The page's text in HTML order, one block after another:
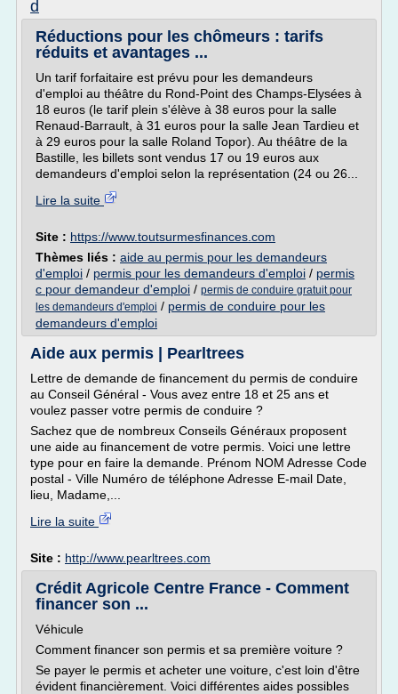
d
Réductions pour les chômeurs : tarifs
réduits et avantages ...
Un tarif forfaitaire est prévu pour les demandeurs
d'emploi au théâtre du Rond-Point des Champs-Elysées à
18 euros (le tarif plein s'élève à 38 euros pour la salle
Renaud-Barrault, à 31 euros pour la salle Jean Tardieu et
à 29 euros pour la salle Roland Topor). Au théâtre de la
Bastille, les billets sont vendus 17 ou 19 euros aux
demandeurs d'emploi selon la représentation (24 ou 26...
Lire la suite
Site : https://www.toutsurmesfinances.com
Thèmes liés : aide au permis pour les demandeurs
d'emploi / permis pour les demandeurs d'emploi / permis
c pour demandeur d'emploi / permis de conduire gratuit pour
les demandeurs d'emploi / permis de conduire pour les
demandeurs d'emploi
Aide aux permis | Pearltrees
Lettre de demande de financement du permis de conduire
au Conseil Général - Vous avez entre 18 et 25 ans et
voulez passer votre permis de conduire ?
Sachez que de nombreux Conseils Généraux proposent
une aide au financement de votre permis. Voici une lettre
type pour en faire la demande. Prénom NOM Adresse Code
postal - Ville Numéro de téléphone Adresse E-mail Date,
lieu, Madame,...
Lire la suite
Site : http://www.pearltrees.com
Crédit Agricole Centre France - Comment
financer son ...
Véhicule
Comment financer son permis et sa première voiture ?
Se payer le permis et acheter une voiture, c'est loin d'être
évident financièrement. Voici différentes aides possibles